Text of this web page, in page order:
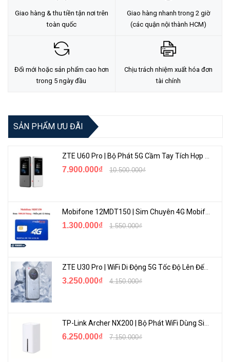
8 cổng Gigabit RJ45 (2 cổng PoE++, 6 cổng PoE+)
2 khe cắm Gigabit Combo RJ45/SFP
Tổng công suất tối đa 240W, với tối đa 60W cho mỗi cổng
PoE++ và 30W cho mỗi cổng PoE+
Thiết kế chuyên nghiệp cấp công nghiệp: Nhiệt độ hoạt động
Tính năng phong phú: Lên đến 820ft (250m) PoE, VLAN, QoS
và STP/RSTP
Quản lý đám mây tập trung qua Web hoặc ứng dụng Omada
Vỏ nhôm IP40 bền bỉ và thiết kế gắn tường/DIN-rail
Bảo vệ cấp công nghiệp được thiết kế cho môi trường khắc
+ Nhiệt độ hoạt động từ -40°C đến 75°C
Giao hàng & thu tiền tận nơi trên
toàn quốc
Giao hàng nhanh trong 2 giờ
(các quận nội thành HCM)
Đổi mới hoặc sản phẩm cao hơn
trong 5 ngày đầu
Chịu trách nhiệm xuất hóa đơn
tài chính
SẢN PHẨM ƯU ĐÃI
ZTE U60 Pro | Bộ Phát 5G Cầm Tay Tích Hợp Công Nghệ WiFi 7, Pin 10000mAh
7.900.000₫ 10.500.000₫
1.300.000₫ 1.550.000₫
ZTE U30 Pro | WiFi Di Động 5G Tốc Độ Lên Đến 500Mbps, Màn Hình Cảm Ứng
3.250.000₫ 4.150.000₫
6.250.000₫ 7.150.000₫